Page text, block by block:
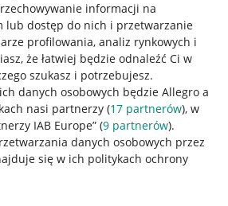
informacji na
lub dostęp do nich i przetwarzanie
profilowania, analiz rynkowych i
że łatwiej będzie odnaleźć Ci w
szukasz i potrzebujesz.
danych osobowych będzie Allegro a
nasi partnerzy (17 partnerów), w
IAB Europe” (9 partnerów).
danych osobowych przez
się w ich politykach ochrony